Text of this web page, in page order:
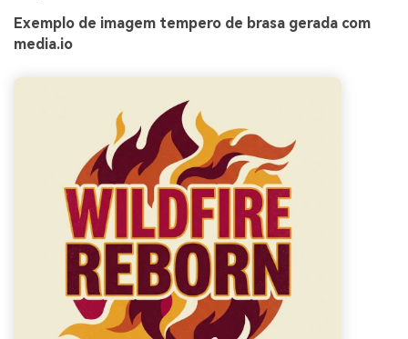
Exemplo de imagem tempero de brasa gerada com
media.io